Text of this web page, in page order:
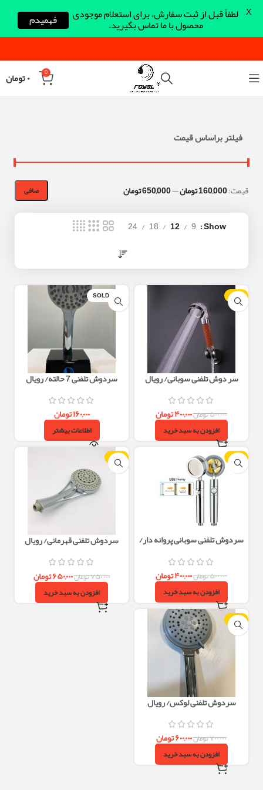
0 ۰تومان
فیلتر براساس قیمت
صافی قيمت:160,000 تومان —650,000 تومان
Show
9
12
18
24
-20%
سر دوش تلفنی سوبانی/ رویال
۵۰۰,۰۰۰تومان۴۰۰,۰۰۰تومان
افزودن به سبد خرید
SOLD OUT
سردوش تلفنی 7 حالته/ رویال
۱۶۰,۰۰۰تومان
اطلاعات بیشتر
-20%
سردوش تلفنی سوبانی پروانه دار/
۵۰۰,۰۰۰تومان۴۰۰,۰۰۰تومان
افزودن به سبد خرید
-13%
سردوش تلفنی قهرمانی/ رویال
۷۵۰,۰۰۰تومان۶۵۰,۰۰۰تومان
افزودن به سبد خرید
-14%
سردوش تلفنی لوکس/ رویال
۷۰۰,۰۰۰تومان۶۰۰,۰۰۰تومان
افزودن به سبد خرید
لطفاً قبل از ثبت سفارش، برای استعلام موجودی
محصول با ما تماس بگیرید. فهمیدم X